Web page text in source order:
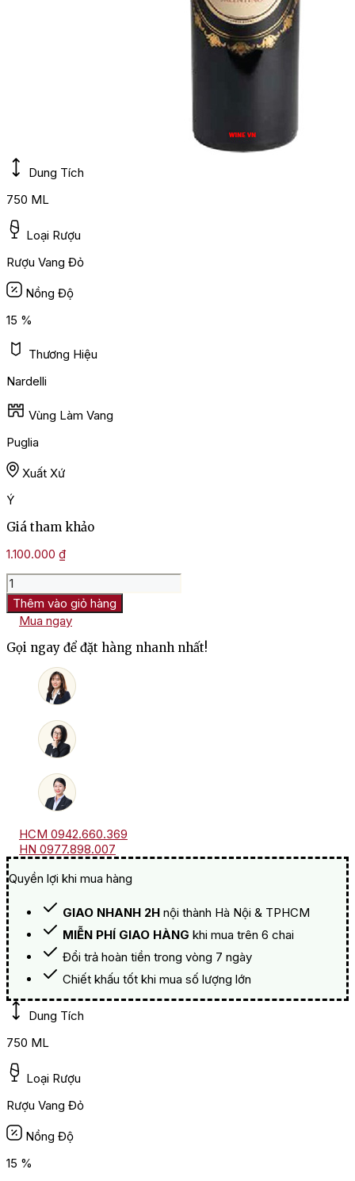
Dung Tích
750 ML
Loại Rượu
Rượu Vang Đỏ
Nồng Độ
15 %
Thương Hiệu
Nardelli
Vùng Làm Vang
Puglia
Xuất Xứ
Ý
Giá tham khảo
1.100.000 ₫
Rượu
Vang
Ý
Nardelli
Salice
Salentino
Thêm vào giỏ hàng
Mua ngay
Gọi ngay để đặt hàng nhanh nhất!
HCM 0942.660.369
HN 0977.898.007
Quyền lợi khi mua hàng
GIAO NHANH 2H nội thành Hà Nội & TPHCM
MIỄN PHÍ GIAO HÀNG khi mua trên 6 chai
Đổi trả hoàn tiền trong vòng 7 ngày
Chiết khấu tốt khi mua số lượng lớn
Dung Tích
750 ML
Loại Rượu
Rượu Vang Đỏ
Nồng Độ
15 %